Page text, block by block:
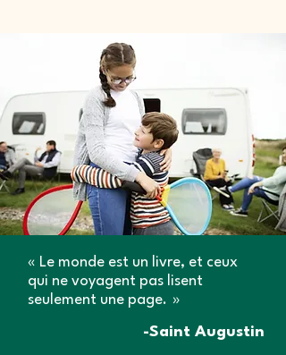
« Le monde est un livre, et ceux
qui ne voyagent pas lisent
seulement une page. »
-Saint Augustin